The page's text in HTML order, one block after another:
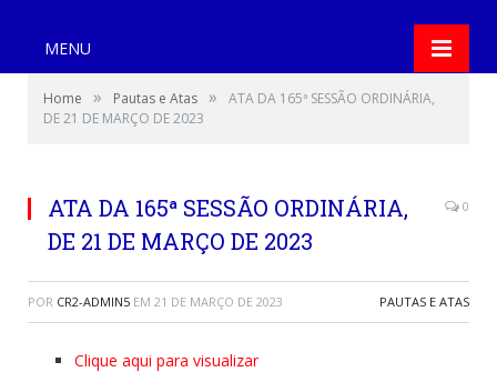
MENU
Home » Pautas e Atas »
ATA DA 165ª SESSÃO ORDINÁRIA,
DE 21 DE MARÇO DE 2023
ATA DA 165ª SESSÃO ORDINÁRIA,
DE 21 DE MARÇO DE 2023
0
POR CR2-ADMIN5 EM 21 DE MARÇO DE 2023 PAUTAS E ATAS
Clique aqui para visualizar